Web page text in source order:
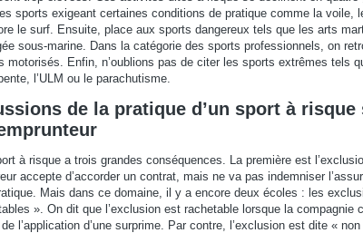
sports exigeant certaines conditions de pratique comme la voile,
le surf. Ensuite, place aux sports dangereux tels que les arts
sous-marine. Dans la catégorie des sports professionnels, on
motorisés. Enfin, n’oublions pas de citer les sports extrêmes tels
l’ULM ou le parachutisme.
de la pratique d’un sport à risque
à risque a trois grandes conséquences. La première est
accepte d’accorder un contrat, mais ne va pas indemniser
Mais dans ce domaine, il y a encore deux écoles : les
». On dit que l’exclusion est rachetable lorsque la compagnie
l’application d’une surprime. Par contre, l’exclusion est dite «